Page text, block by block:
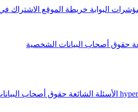
البوابة خريطة الموقع الاشتراك
حقوق أصحاب البيانات الشخصية
الأسئلة الشائعة حقوق أصحاب